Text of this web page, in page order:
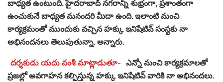
బాధ్యత ఉంటుంది. హైదరాబాద్ నగరాన్ని శుభ్రంగా, ప్రశాంతంగా
ఉంచుకునే బాధ్యత మనందరి మీదా ఉంది. ఇలాంటి మంచి
కార్యక్రమంతో ముందుకు వచ్చిన హక్కు ఇనిషేటివ్ సంస్థకు నా
అభినందనలు తెలుపుతున్నా. అన్నారు.
దర్శకుడు యదు వంశీ మాట్లాడుతూ- ఎన్నో మంచి కార్యక్రమాలతో
ప్రజల్లో అవగాహన కల్పిస్తున్న హక్కు ఇనిషేటివ్ వారికి నా అభినందలు.